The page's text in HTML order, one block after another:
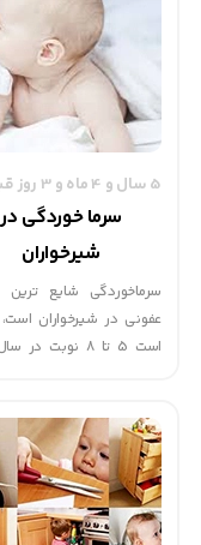
آنها استفاده کنید.
5 سال و 4 ماه و 3 روز قبل
سرما خوردگی در
شیرخواران
سرما‏خوردگی شایع ‏ترین
عفونی در شیرخواران
است 5 تا 8 نوبت در
روز خود به خود بهبود می